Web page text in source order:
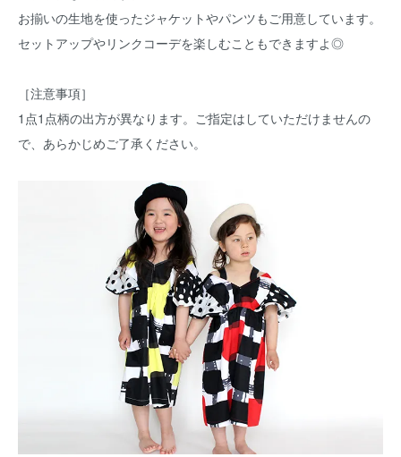
お揃いの生地を使ったジャケットやパンツもご用意しています。
セットアップやリンクコーデを楽しむこともできますよ◎
［注意事項］
1点1点柄の出方が異なります。ご指定はしていただけませんの
で、あらかじめご了承ください。